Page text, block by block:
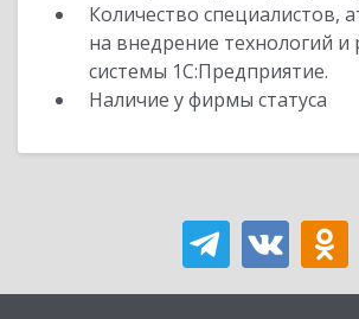
Количество специалистов,
на внедрение технологий
системы 1С:Предприятие.
Наличие у фирмы статуса